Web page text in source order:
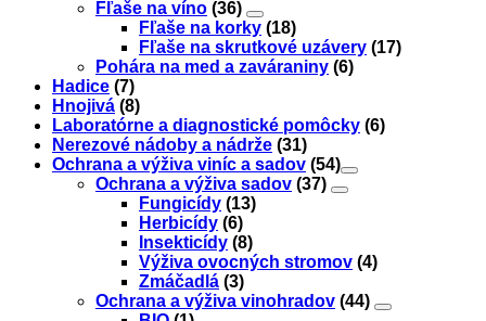
Fľaše na víno (36)
Fľaše na korky (18)
Fľaše na skrutkové uzávery (17)
Pohára na med a zaváraniny (6)
Hadice (7)
Hnojivá (8)
Laboratórne a diagnostické pomôcky (6)
Nerezové nádoby a nádrže (31)
Ochrana a výživa viníc a sadov (54)
Ochrana a výživa sadov (37)
Fungicídy (13)
Herbicídy (6)
Insekticídy (8)
Výživa ovocných stromov (4)
Zmáčadlá (3)
Ochrana a výživa vinohradov (44)